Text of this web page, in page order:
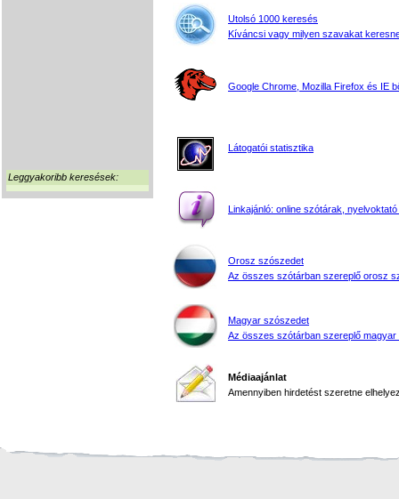
Leggyakoribb keresések:
Utolsó 1000 keresés
Kíváncsi vagy milyen szavakat
Google Chrome, Mozilla Firefox és IE
Látogatói statisztika
Linkajánló: online szótárak, nyelvoktató
Orosz szószedet
Az összes szótárban szereplő orosz
Magyar szószedet
Az összes szótárban szereplő magyar
Médiaajánlat
Amennyiben hirdetést szeretne